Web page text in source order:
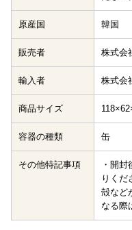
原産国 韓国
販売者 株式会
輸入者 株式会
商品サイズ
容器の種類 缶
その他特記事項
・開
りくだ
殻など
なる際